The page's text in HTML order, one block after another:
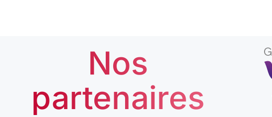
Nos
partenaires